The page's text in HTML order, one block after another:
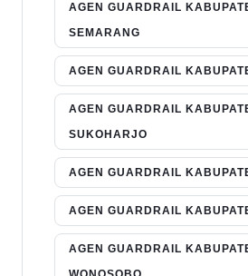
AGEN GUARDRAIL
SEMARANG
AGEN GUARDRAIL
AGEN GUARDRAIL
SUKOHARJO
AGEN GUARDRAIL
AGEN GUARDRAIL
AGEN GUARDRAIL